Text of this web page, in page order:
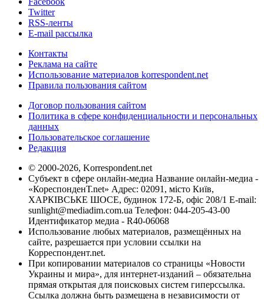
Twitter
RSS-ленты
E-mail рассылка
Контакты
Реклама на сайте
Использование материалов korrespondent.net
Правила пользования сайтом
Договор пользования сайтом
Политика в сфере конфиденциальности и персональных
данных
Пользовательское соглашение
Редакция
© 2000-2026, Korrespondent.net
Субъект в сфере онлайн-медиа Название онлайн-медиа -
«КореспонденТ.net» Адрес: 02091, місто Київ,
ХАРКІВСЬКЕ ШОСЕ, будинок 172-Б, офіс 208/1 E-mail:
sunlight@mediadim.com.ua Телефон: 044-205-43-00
Идентификатор медиа - R40-06068
Использование любых материалов, размещённых на
сайте, разрешается при условии ссылки на
Корреспондент.net.
При копировании материалов со страницы «Новости
Украины и мира», для интернет-изданий – обязательна
прямая открытая для поисковых систем гиперссылка.
Ссылка должна быть размещена в независимости от